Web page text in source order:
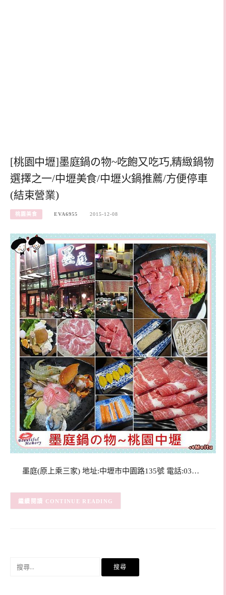
[桃園中壢]墨庭鍋の物~吃飽又吃巧,精緻鍋物
選擇之一/中壢美食/中壢火鍋推薦/方便停車
(結束營業)
桃園美食 EVA6955 2015-12-08
墨庭(原上乘三家) 地址:中壢市中園路135號 電話:03…
CONTINUE READING